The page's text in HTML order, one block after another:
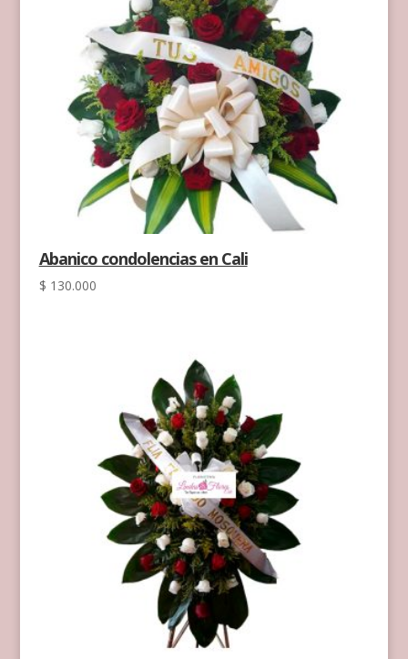
Abanico condolencias en Cali
$ 130.000